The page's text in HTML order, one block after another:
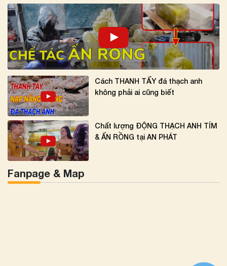
Cách THANH TẨY đá thạch anh
không phải ai cũng biết
Chất lượng ĐỘNG THẠCH ANH TÍM
& ẤN RỒNG tại AN PHÁT
Fanpage & Map